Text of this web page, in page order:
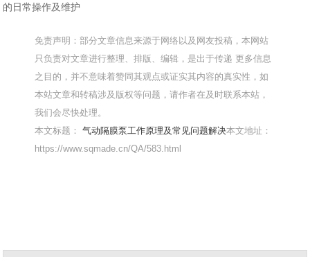
的日常操作及维护
免责声明：部分文章信息来源于网络以及网友投稿，本网站
只负责对文章进行整理、排版、编辑，是出于传递 更多信息
之目的，并不意味着赞同其观点或证实其内容的真实性，如
本站文章和转稿涉及版权等问题，请作者在及时联系本站，
我们会尽快处理。
本文标题：气动隔膜泵工作原理及常见问题解决本文地址：
https://www.sqmade.cn/QA/583.html